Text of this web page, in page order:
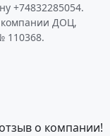
+74832285054.
компании ДОЦ,
110368.
о компании!